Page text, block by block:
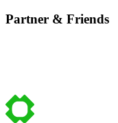
Partner & Friends